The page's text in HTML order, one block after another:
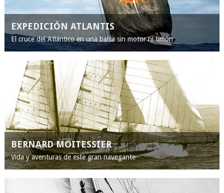
EXPEDICIÓN ATLANTIS
El cruce del Atlántico en una balsa sin motor ni timón
BERNARD MOITESSIER
Vida y aventuras de este gran navegante